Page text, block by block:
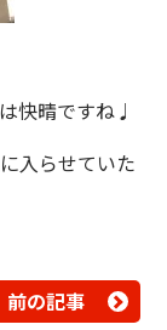
快晴ですね♩
入らせていた
前の記事